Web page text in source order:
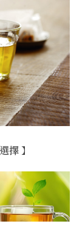
擇 】